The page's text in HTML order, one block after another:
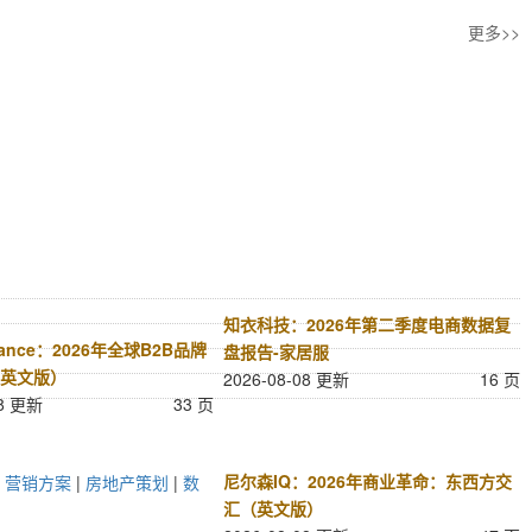
更多>>
知衣科技：2026年第二季度电商数据复
盘报告-家居服
2026-08-08 更新
16 页
：2026年全球B2B品牌
文版）
更新
33 页
尼尔森IQ：2026年商业革命：东西方交
汇（英文版）
营销方案 | 房地产策划 | 数